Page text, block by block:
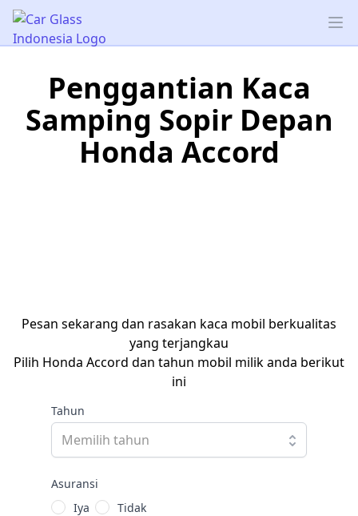
Car Glass Indonesia
Penggantian Kaca
Samping Sopir Depan
Honda Accord
Pesan sekarang dan rasakan kaca mobil berkualitas
yang terjangkau
Pilih Honda Accord dan tahun mobil milik anda berikut
ini
Tahun
Asuransi
Iya
Tidak